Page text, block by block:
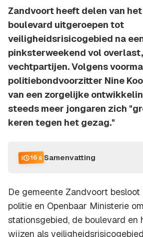
Zandvoort heeft delen van
boulevard uitgeroepen tot
veiligheidsrisicogebied na
pinksterweekend vol
vechtpartijen. Volgens
politiebondvoorzitter Nine
van een zorgelijke
steeds meer jongaren zich
keren tegen het gezag."
16 s Samenvatting
De gemeente Zandvoort
politie en Openbaar Ministerie
stationsgebied, de boulevard en
wijzen als